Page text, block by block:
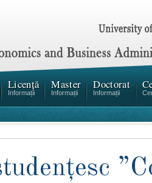
Licență
Informații
Master
Informații
Doctorat
Informații